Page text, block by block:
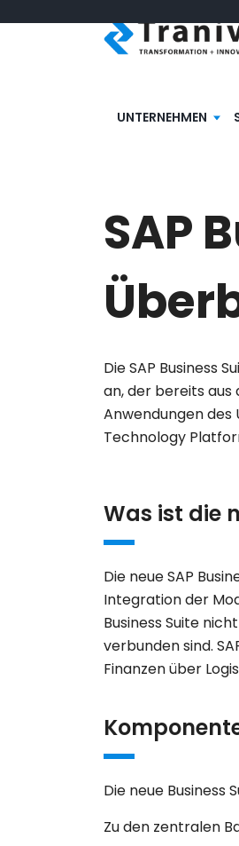
UNTERNEHMEN
SAP
Die SAP Business
an, der bereits
Anwendungen
Technology
Was ist die
Die neue SAP
Integration der
Business Suite
verbunden sind.
Finanzen über
Die neue Business
Zu den zentralen